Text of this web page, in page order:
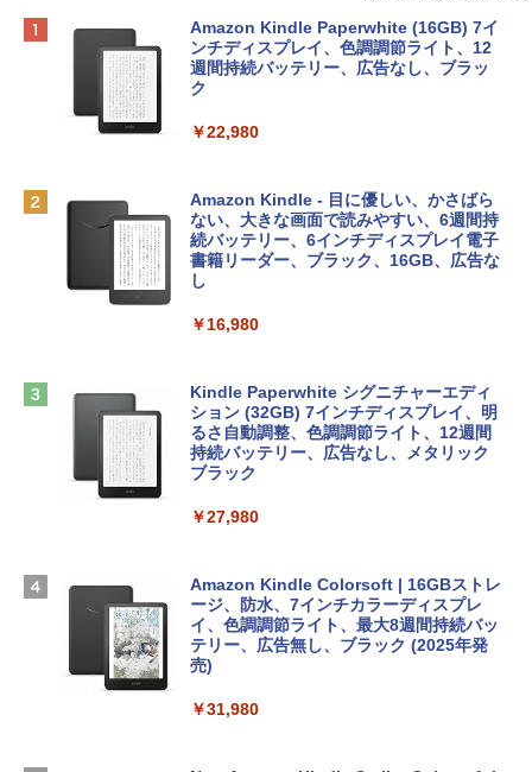
Apple 2026 MacBook Neo A18 Proチッ
プ搭載13インチノートブック：AIとAppl
e Intelligence、Liquid Retinaディスプ
レイ、8GBメモリ、512GB SSD、1080p
ィゴ + 3年延長 AppleCare+ for 13インチ
￥162,598
tomtoc 360°保護 15.6 16インチ パソコ
ンケース Dell NEC Lavie ASUS HP dyna
Apple 2026 MacBook Air M5チップ搭載
13インチノートブック：AIとApple Intell
igence、13.6インチLiquid Retinaディ
スプレイ、16GBユニファイドメモリ、1
ームカメラ、日本語キーボード、Touch I
￥261,414
【Amazon.co.jp限定】 HP ノートパソコ
ン 15-fd 15.6インチ 16GBメモリ 512GB
Robloxギフトカード - 800 Robux 【限
定バーチャルアイテムを含む】 【オンラ
インゲームコード】 ロブロックス | オン
ラインコード版
￥1,300
Microsoft Office Home & Business 202
4(最新 永続版)|オンラインコード版|Wind
ows11、10/mac対応|PC2台
￥39,582
インゲームコード】 ロブロックス | オン
ラインコード版
￥3,200
Robloxギフトカード - 1000 Robux 【限
ラインコード版
￥1,600
ト): Java & Bedrock Edition | オンライ
生成AIパスポート公式テキスト 第４版
￥1,766
出す プロンプトの言葉 AI画像生成シリー
ズ (はぴーイラストLabo)
￥480
ClaudeCode いちばんやさしい 教科書:
にもKindle出版にも！ 非エンジニアのた
めのAIコーディング入門シリーズ
￥99
1冊ですべて身につくHTML & CSSとWe
￥1,292
FM TOWNS ハイパー・カタログ: 本体ハ
ェクトリストと最新エミュレータ紹介
Amazon Kindle Paperwhite (16GB) 7イ
ンチディスプレイ、色調調節ライト、12
週間持続バッテリー、広告なし、ブラッ
ク
￥22,980
Amazon Kindle - 目に優しい、かさばら
ない、大きな画面で読みやすい、6週間持
続バッテリー、6インチディスプレイ電子
書籍リーダー、ブラック、16GB、広告な
し
￥16,980
Kindle Paperwhite シグニチャーエディ
ション (32GB) 7インチディスプレイ、明
るさ自動調整、色調調節ライト、12週間
持続バッテリー、広告なし、メタリック
ブラック
￥27,980
Amazon Kindle Colorsoft | 16GBストレ
ージ、防水、7インチカラーディスプレ
イ、色調調節ライト、最大8週間持続バッ
テリー、広告無し、ブラック (2025年発
売)
￥31,980